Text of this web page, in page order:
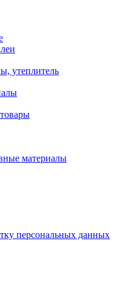
утеплитель
материалы
персональных данных